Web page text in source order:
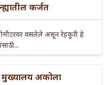
कर्जत
वसलेले असून रेहकुरी हे
...
मुख्यालय अकोला